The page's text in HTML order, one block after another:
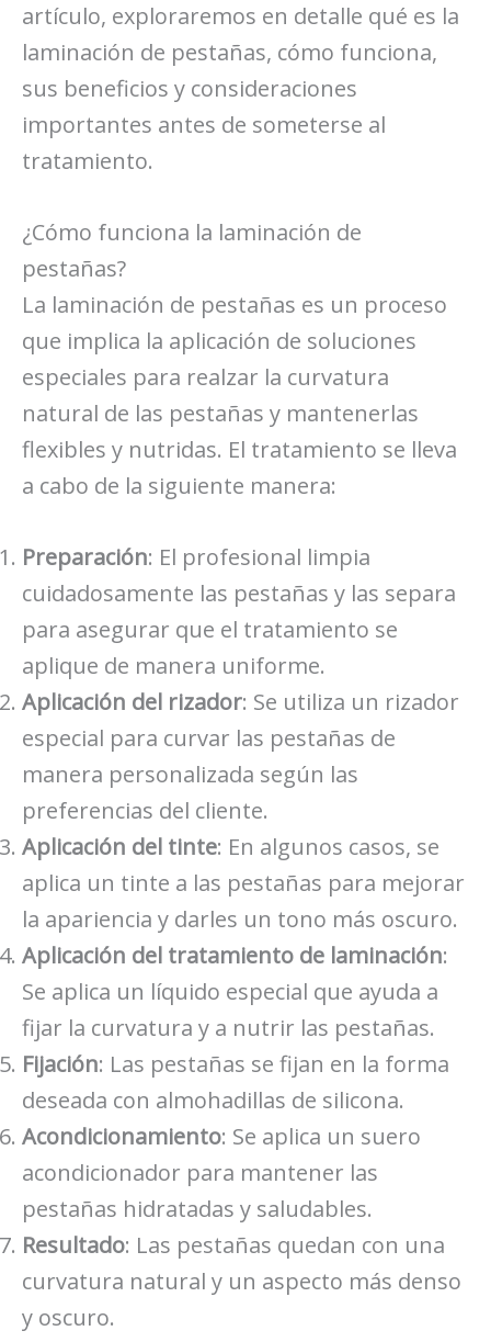
artículo, exploraremos en detalle qué es la
laminación de pestañas, cómo funciona,
sus beneficios y consideraciones
importantes antes de someterse al
tratamiento.
¿Cómo funciona la laminación de
pestañas?
La laminación de pestañas es un proceso
que implica la aplicación de soluciones
especiales para realzar la curvatura
natural de las pestañas y mantenerlas
flexibles y nutridas. El tratamiento se lleva
a cabo de la siguiente manera:
Preparación: El profesional limpia
cuidadosamente las pestañas y las separa
para asegurar que el tratamiento se
aplique de manera uniforme.
Aplicación del rizador: Se utiliza un rizador
especial para curvar las pestañas de
manera personalizada según las
preferencias del cliente.
Aplicación del tinte: En algunos casos, se
aplica un tinte a las pestañas para mejorar
la apariencia y darles un tono más oscuro.
Aplicación del tratamiento de laminación:
Se aplica un líquido especial que ayuda a
fijar la curvatura y a nutrir las pestañas.
Fijación: Las pestañas se fijan en la forma
deseada con almohadillas de silicona.
Acondicionamiento: Se aplica un suero
acondicionador para mantener las
pestañas hidratadas y saludables.
Resultado: Las pestañas quedan con una
curvatura natural y un aspecto más denso
y oscuro.